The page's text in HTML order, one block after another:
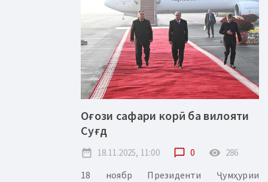
Оғози сафари корӣ ба вилояти
Суғд
date_range 18.11.2025, 11:00 chat_bubble_outline 0 remove_red_eye 286
18 ноябр Президенти Ҷумҳурии